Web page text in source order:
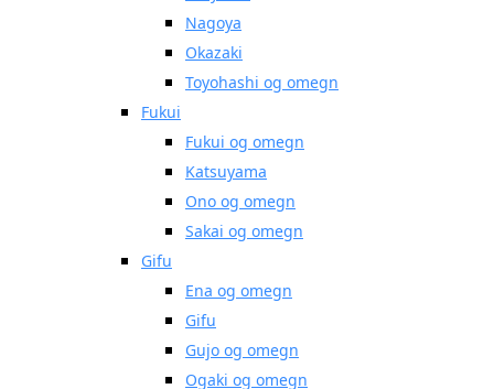
Nagoya
Okazaki
Toyohashi og omegn
Fukui
Fukui og omegn
Katsuyama
Ono og omegn
Sakai og omegn
Gifu
Ena og omegn
Gifu
Gujo og omegn
Ogaki og omegn